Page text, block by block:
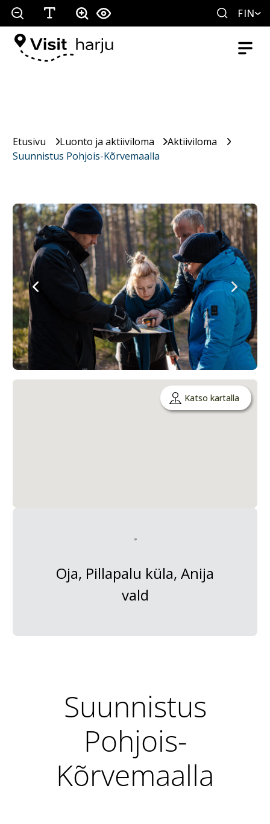
FIN
Etusivu Luonto ja aktiiviloma
Aktiiviloma
Suunnistus Pohjois-Kõrvemaalla
Katso kartalla
Oja, Pillapalu küla, Anija
vald
Suunnistus
Pohjois-
Kõrvemaalla